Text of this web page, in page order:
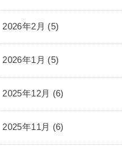
2026年2月 (5)
2026年1月 (5)
2025年12月 (6)
2025年11月 (6)